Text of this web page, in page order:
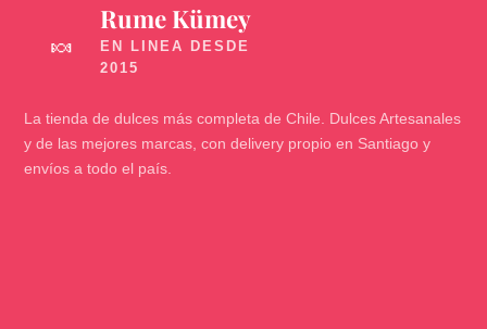
🍬
Rume Kümey
La tienda de dulces más completa de Chile. Dulces Artesanales
y de las mejores marcas, con delivery propio en Santiago y
envíos a todo el país.